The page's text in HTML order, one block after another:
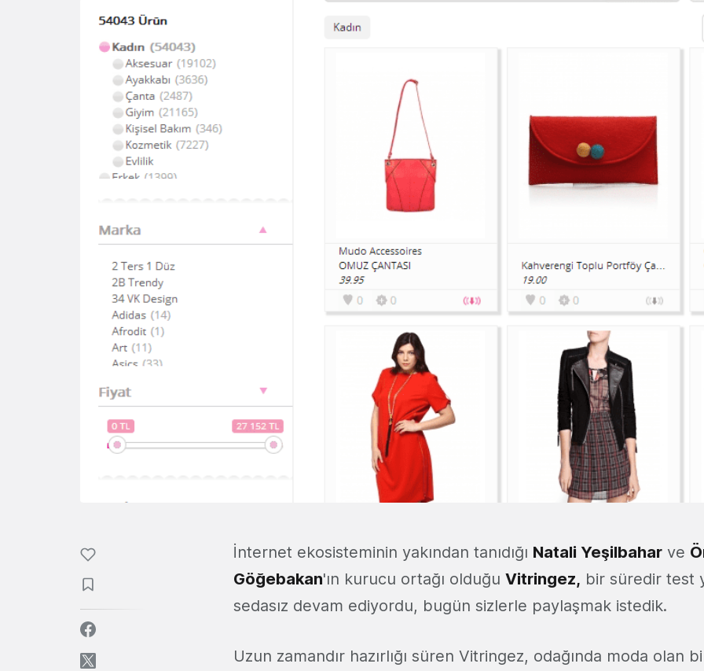
İnternet ekosisteminin yakından tanıdığı Natali Yeşilbahar ve
Göğebakan'ın kurucu ortağı olduğu Vitringez, bir süredir test
sedasız devam ediyordu, bugün sizlerle paylaşmak istedik.
Uzun zamandır hazırlığı süren Vitringez, odağında moda olan